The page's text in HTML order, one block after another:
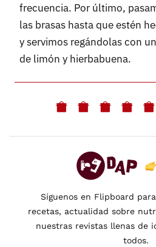
frecuencia. Por último,
las brasas hasta que estén
y servimos regándolas con
de limón y hierbabuena.
Síguenos en Flipboard
recetas, actualidad sobre
nuestras revistas llenas de
todos.